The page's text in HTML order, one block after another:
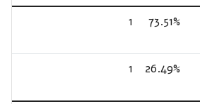
73.51%
1
26.49%
1